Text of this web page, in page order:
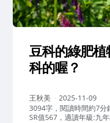
豆科的綠肥
科的喔？
作
者：
王秋美
2025-11-09
3094字，閱讀時間約7分
SR值567，適讀年級:九